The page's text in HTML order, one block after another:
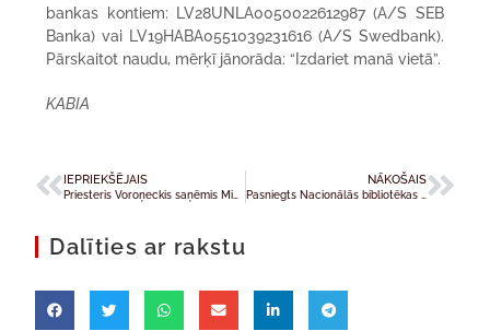
bankas kontiem: LV28UNLA0050022612987 (A/S SEB
Banka) vai LV19HABA0551039231616 (A/S Swedbank).
Pārskaitot naudu, mērķī jānorāda: “Izdariet manā vietā”.
KABIA
IEPRIEKŠĒJAIS
Priesteris Voroņeckis saņēmis Ministru kabineta Atzinības rakstu
NĀKOŠAIS
Pasniegts Nacionālās bibliotēkas dāvinājums Vatikāna bibliotēkai un “Jurista Vārds” speciālizlaidums pāvestam
Dalīties ar rakstu